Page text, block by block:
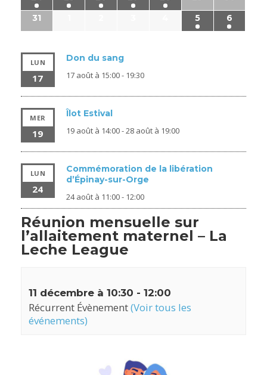
31
5 6
LUN
17
Don du sang
17 août à 15:00- 19:30
MER
19
Îlot Estival
19 août à 14:00-28 août à 19:00
LUN
24
Commémoration de la libération
d’Épinay-sur-Orge
24 août à 11:00- 12:00
Réunion mensuelle sur
l’allaitement maternel – La
Leche League
11 décembre à 10:30 - 12:00
Récurrent Évènement(Voir tous les
événements)